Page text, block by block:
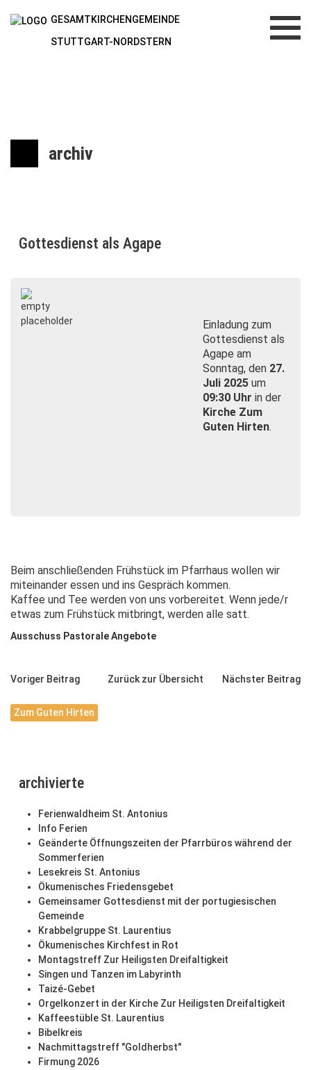
GESAMTKIRCHENGEMEINDE
STUTTGART-NORDSTERN
archiv
Gottesdienst als Agape
Einladung zum
Gottesdienst als
Agape am
Sonntag, den 27.
Juli 2025 um
09:30 Uhr in der
Kirche Zum
Guten Hirten.
Beim anschließenden Frühstück im Pfarrhaus wollen wir
miteinander essen und ins Gespräch kommen.
Kaffee und Tee werden von uns vorbereitet. Wenn jede/r
etwas zum Frühstück mitbringt, werden alle satt.
Ausschuss Pastorale Angebote
Voriger Beitrag Zurück zur Übersicht Nächster Beitrag
Zum Guten Hirten
archivierte
Ferienwaldheim St. Antonius
Info Ferien
Geänderte Öffnungszeiten der Pfarrbüros während der
Sommerferien
Lesekreis St. Antonius
Ökumenisches Friedensgebet
Gemeinsamer Gottesdienst mit der portugiesischen
Gemeinde
Krabbelgruppe St. Laurentius
Ökumenisches Kirchfest in Rot
Montagstreff Zur Heiligsten Dreifaltigkeit
Singen und Tanzen im Labyrinth
Taizé-Gebet
Orgelkonzert in der Kirche Zur Heiligsten Dreifaltigkeit
Kaffeestüble St. Laurentius
Bibelkreis
Nachmittagstreff "Goldherbst"
Firmung 2026